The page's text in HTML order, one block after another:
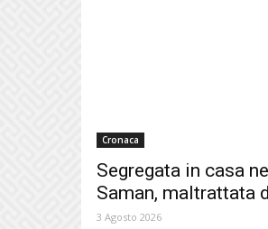
Cronaca
Segregata in casa
Saman, maltrattata
3 Agosto 2026